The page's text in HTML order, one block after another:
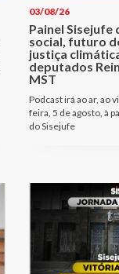
03/08/26
Painel Sisejufe
social, futuro
justiça
deputados
MST
Podcast irá ao ar, ao
feira, 5 de agosto, à
do Sisejufe